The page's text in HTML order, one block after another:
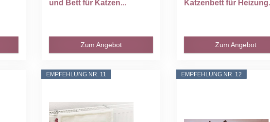
und Bett für Katzen...
Zum Angebot
Katzenbett für
Zum Angebot
EMPFEHLUNG NR. 11 EMPFEHLUNG NR. 12